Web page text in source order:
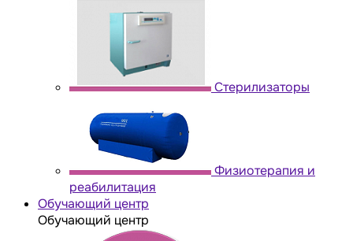
Стерилизаторы
Физиотерапия и
реабилитация
Обучающий центр
Обучающий центр